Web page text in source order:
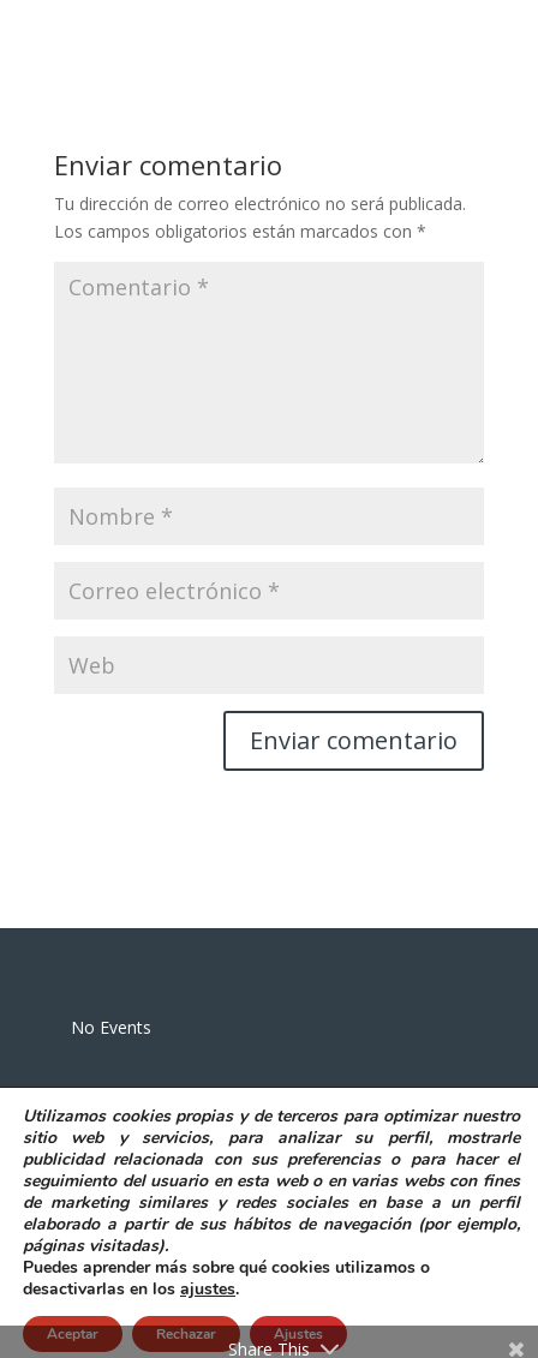
Enviar comentario
Tu dirección de correo electrónico no será publicada.
Los campos obligatorios están marcados con *
No Events
POLITICA DE PRIVACIDAD
AVISO LEGAL
POLITICA DE COOKIES
DECLARACIÓN DE ACCESIBILIDAD
@ Excmo. Ayuntamiento de Elda|
Utilizamos cookies propias y de terceros para optimizar nuestro
sitio web y servicios, para analizar su perfil, mostrarle
publicidad relacionada con sus preferencias o para hacer el
seguimiento del usuario en esta web o en varias webs con fines
de marketing similares y redes sociales en base a un perfil
elaborado a partir de sus hábitos de navegación (por ejemplo,
páginas visitadas).
Puedes aprender más sobre qué cookies utilizamos o
desactivarlas en los ajustes.
Aceptar Rechazar Ajustes
Share This